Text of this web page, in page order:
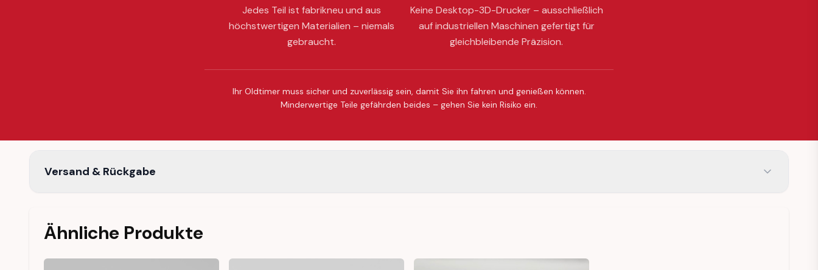
Jedes Teil ist fabrikneu und aus
höchstwertigen Materialien – niemals
gebraucht.
Keine Desktop-3D-Drucker – ausschließlich
auf industriellen Maschinen gefertigt für
gleichbleibende Präzision.
Ihr Oldtimer muss sicher und zuverlässig sein, damit Sie ihn fahren und genießen können.
Minderwertige Teile gefährden beides – gehen Sie kein Risiko ein.
Versand & Rückgabe
Ähnliche Produkte